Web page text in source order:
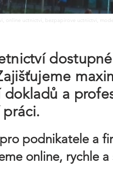
online uctnictvi, bezpapirove uctnictvi,
dokladů a
podnikatele a
online, rychle